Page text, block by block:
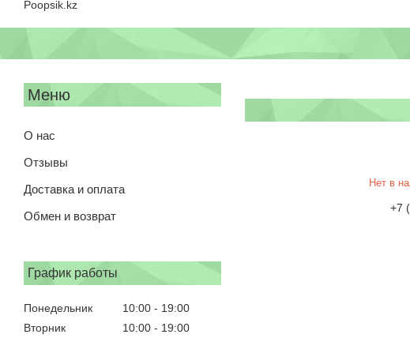
Poopsik.kz
О нас
Отзывы
Доставка и оплата
Обмен и возврат
График работы
Понедельник 10:00
19:00
Вторник
10:00
19:00
Нет в
+7